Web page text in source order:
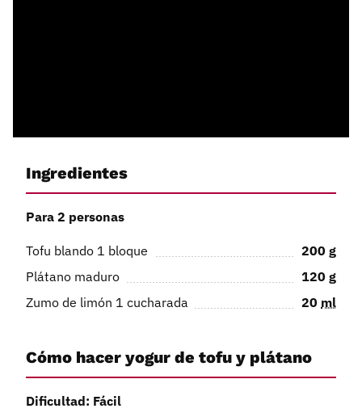
Ingredientes
Para 2 personas
Tofu blando 1 bloque 200 g
Plátano maduro
120 g
Zumo de limón 1 cucharada
20 ml
Cómo hacer yogur de tofu y plátano
Dificultad: Fácil